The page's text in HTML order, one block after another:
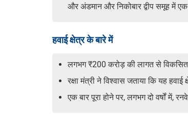
और अंडमान और निकोबार द्वीप समूह में
हवाई क्षेत्र के बारे में
लगभग ₹200 करोड़ की लागत से विकसित
रक्षा मंत्री ने विश्वास जताया कि यह
एक बार पूरा होने पर, लगभग दो वर्षों में,